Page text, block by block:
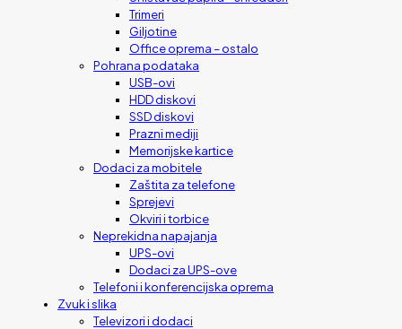
Trimeri
Giljotine
Office oprema – ostalo
Pohrana podataka
USB-ovi
HDD diskovi
SSD diskovi
Prazni mediji
Memorijske kartice
Dodaci za mobitele
Zaštita za telefone
Sprejevi
Okviri i torbice
Neprekidna napajanja
UPS-ovi
Dodaci za UPS-ove
Telefoni i konferencijska oprema
Zvuk i slika
Televizori i dodaci